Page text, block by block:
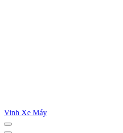
Vinh Xe Máy